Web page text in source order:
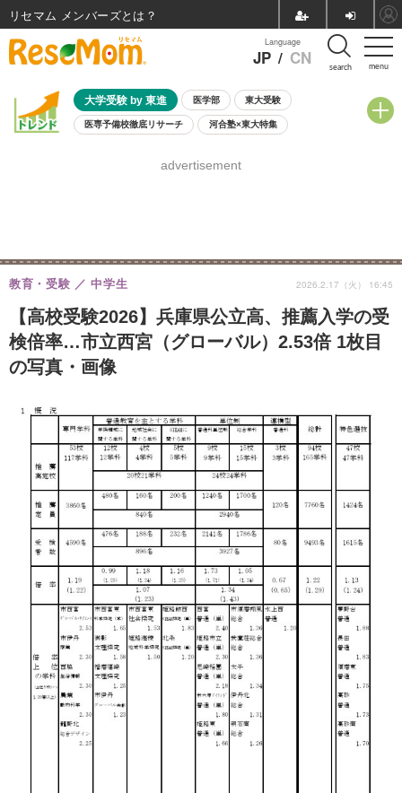
menu
Language
JP / CN search
大学受験 by 東進 医学部 東大受験
医専予備校徹底リサーチ 河合塾×東大特集
8月開催学校説明会・相談会
advertisement
【高校受験2026】兵庫県公立高、推薦入学の受
検倍率…市立西宮（グローバル）2.53倍 1枚目
の写真・画像
教育・受験 中学生 2026.2.17（火） 16:45
リセマム メンバーズ